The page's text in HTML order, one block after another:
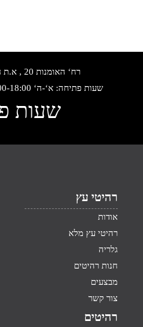
רח‘ האומנות 20 , א.ת חדש נתניה, טלפון:
שעות פתיחה: א‘-ה‘ 10:00-18:00 , שישי: 9:00-14:00
שעות
רהיטי עץ
אודות
רהיטי עץ מלא
גלריה
חנות רהיטים
מבצעים
צור קשר
רהיטים